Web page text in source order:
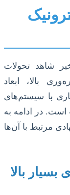
شاهد تحولات
بالا، ابعاد
با سیستم‌های
در ادامه به
مرتبط با آن‌ها
بالا